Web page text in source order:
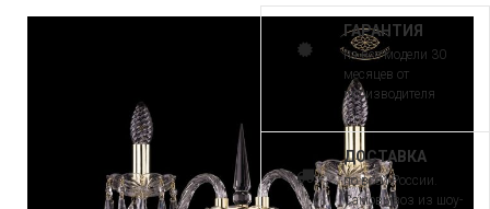
ГАРАНТИЯ
на все модели 30
месяцев от
производителя
ДОСТАВКА
по всей России.
Самовывоз из шоу-